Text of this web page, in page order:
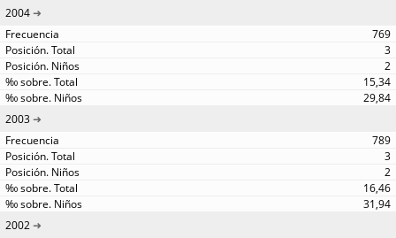
2004
769
3
2
15,34
29,84
2003
789
3
2
16,46
31,94
2002